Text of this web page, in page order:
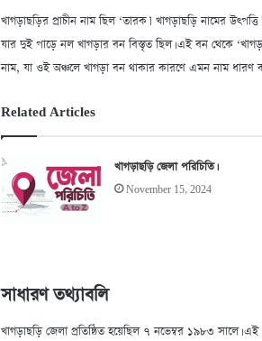
খাগড়াছড়ির প্রাচীন নাম ছিল ‘তারক।’ খাগড়াছড়ি নামের
যার দুই পাড়ে নল খাগড়ার বন বিস্তৃত ছিল। এই বন থেকে
নাম, যা ওই অঞ্চলে খাগড়া বন থাকার কারণে এমন নাম ধারণ
Related Articles
খাগড়াছড়ি জেলা পরিচিতি।
November 15, 2024
সাধারণ তথ্যাবলি
খাগড়াছড়ি জেলা প্রতিষ্ঠিত হয়েছিল ৭ নভেম্বর ১৯৮৩